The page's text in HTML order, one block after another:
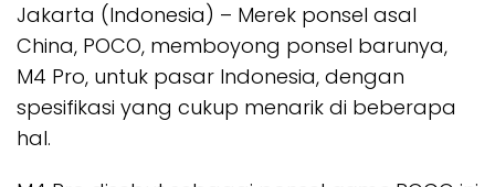
Jakarta (Indonesia) – Merek ponsel asal
China, POCO, memboyong ponsel barunya,
M4 Pro, untuk pasar Indonesia, dengan
spesifikasi yang cukup menarik di beberapa
hal.